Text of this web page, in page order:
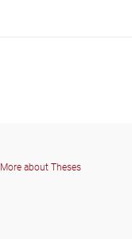
More about Theses